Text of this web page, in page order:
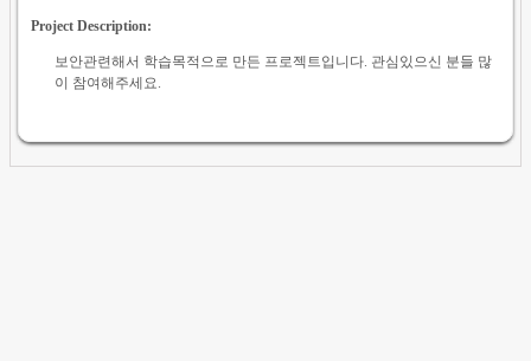
Project Description:
보안관련해서 학습목적으로 만든 프로젝트입니다. 관심있으신 분들 많
이 참여해주세요.